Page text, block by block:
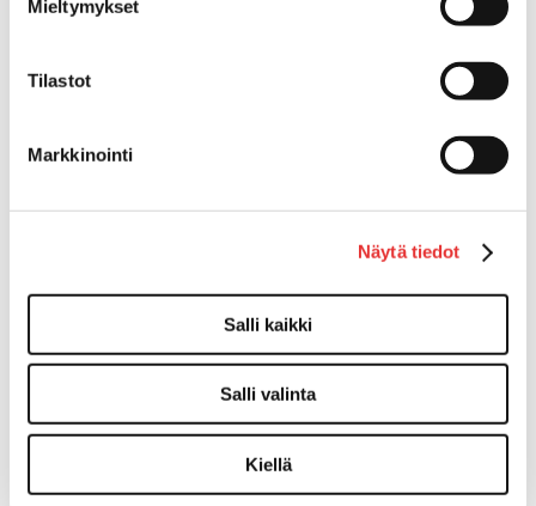
Mieltymykset
Tilastot
Markkinointi
Näytä tiedot
Salli kaikki
Salli valinta
Kiellä
Kädensija, metallia
Venetuolit ja -tuolinjalat
Tuolinjalat
Tuolit
Venetuolit
Veneen kiinnitys
Pollarit